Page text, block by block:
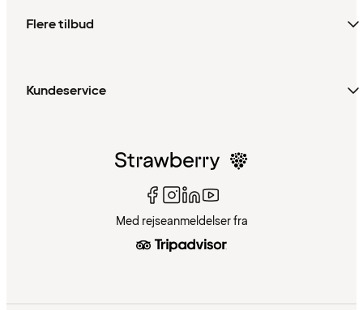
Flere tilbud
Kundeservice
Med rejseanmeldelser fra